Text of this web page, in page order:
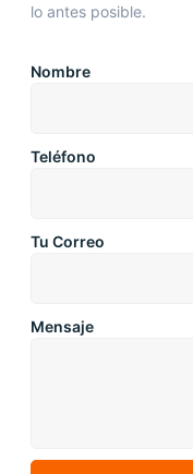
lo antes posible.
Nombre
Teléfono
Tu Correo
Mensaje